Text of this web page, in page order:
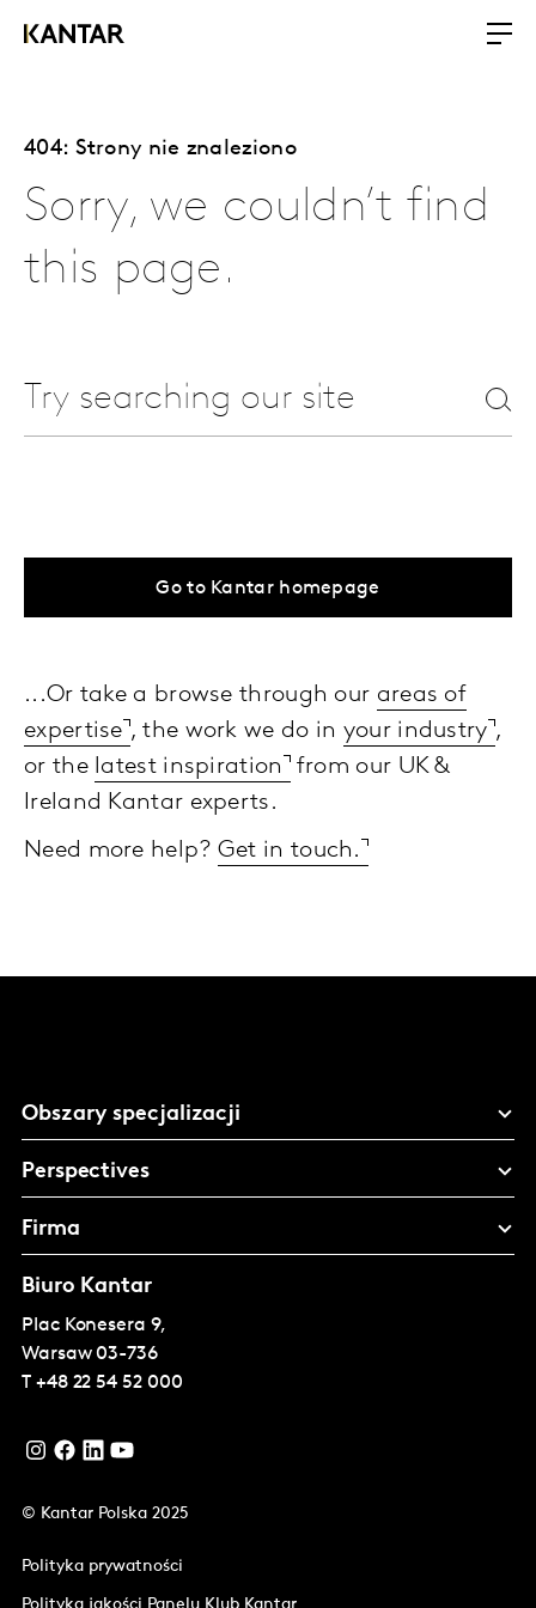
404: Strony nie znaleziono
Sorry, we couldn’t find
this page.
Go to Kantar homepage
...Or take a browse through our areas of
expertise , the work we do in your industry ,
or the latest inspiration from our UK &
Ireland Kantar experts.
Need more help? Get in touch.
Obszary specjalizacji
Perspectives
Firma
Biuro Kantar
Plac Konesera 9,
Warsaw 03-736
T +48 22 54 52 000
© Kantar Polska 2025
Polityka prywatności